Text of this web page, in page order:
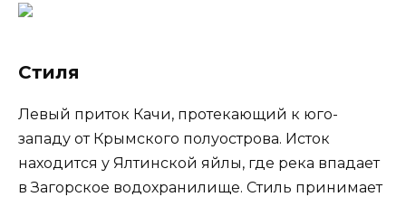
Стиля
Левый приток Качи, протекающий к юго-
западу от Крымского полуострова. Исток
находится у Ялтинской яйлы, где река впадает
в Загорское водохранилище. Стиль принимает